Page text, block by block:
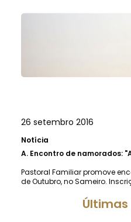
26 setembro 2016
Notícia
A. Encontro de namorados:
Pastoral Familiar promove
de Outubro, no Sameiro.